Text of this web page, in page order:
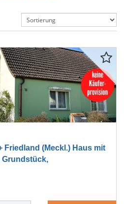
Friedland (Meckl.) Haus mit
Grundstück,